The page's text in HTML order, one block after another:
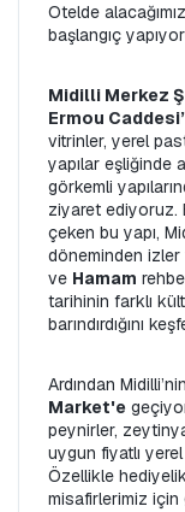
Otelde
başlangıç
Midilli Merkez
Ermou
vitrinler, yerel
yapılar eşliğinde
görkemli
ziyaret ediyoruz.
çeken bu yapı,
döneminden izler
ve Hamam
tarihinin farklı
barındırdığını
Ardından
Market'e
peynirler,
uygun fiyatlı
Özellikle
misafirlerimiz için